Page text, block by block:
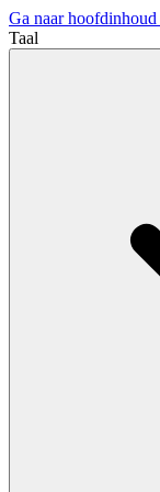
Ga naar hoofdinhoud
Taal